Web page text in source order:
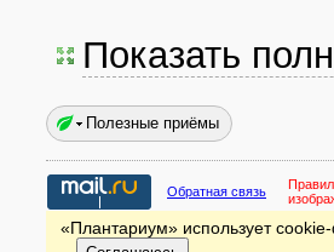
Показать
Полезные приёмы
Обратная связь
«Плантариум» использует